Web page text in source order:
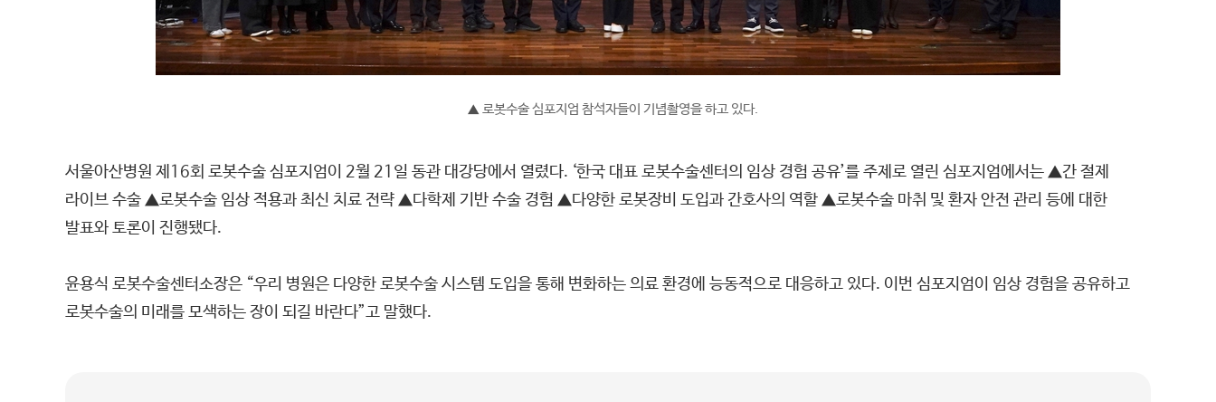
▲ 로봇수술 심포지엄 참석자들이 기념촬영을 하고 있다.
서울아산병원 제16회 로봇수술 심포지엄이 2월 21일 동관 대강당에서 열렸다. ‘한국 대표 로봇수술센터의 임상 경험 공유’를 주제로 열린 심포지엄에서는 ▲간 절제
라이브 수술 ▲로봇수술 임상 적용과 최신 치료 전략 ▲다학제 기반 수술 경험 ▲다양한 로봇장비 도입과 간호사의 역할 ▲로봇수술 마취 및 환자 안전 관리 등에 대한
발표와 토론이 진행됐다.
윤용식 로봇수술센터소장은 “우리 병원은 다양한 로봇수술 시스템 도입을 통해 변화하는 의료 환경에 능동적으로 대응하고 있다. 이번 심포지엄이 임상 경험을 공유하고
로봇수술의 미래를 모색하는 장이 되길 바란다”고 말했다.